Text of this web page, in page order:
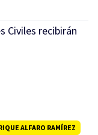
Civiles recibirán
ALFARO RAMÍREZ